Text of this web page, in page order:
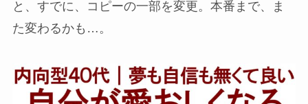
と、すでに、コピーの一部を変更。本番まで、ま
た変わるかも…。